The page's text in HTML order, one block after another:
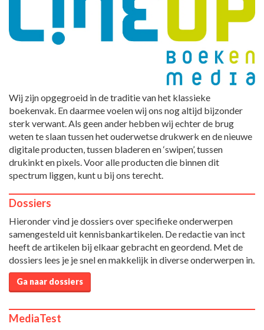
Wij zijn opgegroeid in de traditie van het klassieke
boekenvak. En daarmee voelen wij ons nog altijd bijzonder
sterk verwant. Als geen ander hebben wij echter de brug
weten te slaan tussen het ouderwetse drukwerk en de nieuwe
digitale producten, tussen bladeren en ‘swipen’, tussen
drukinkt en pixels. Voor alle producten die binnen dit
spectrum liggen, kunt u bij ons terecht.
Dossiers
Hieronder vind je dossiers over specifieke onderwerpen
samengesteld uit kennisbankartikelen. De redactie van inct
heeft de artikelen bij elkaar gebracht en geordend. Met de
dossiers lees je je snel en makkelijk in diverse onderwerpen in.
Ga naar dossiers
MediaTest